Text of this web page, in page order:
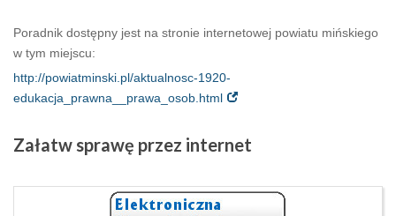
Poradnik dostępny jest na stronie internetowej powiatu mińskiego
w tym miejscu:
http://powiatminski.pl/aktualnosc-1920-
edukacja_prawna__prawa_osob.html
Załatw sprawę przez internet